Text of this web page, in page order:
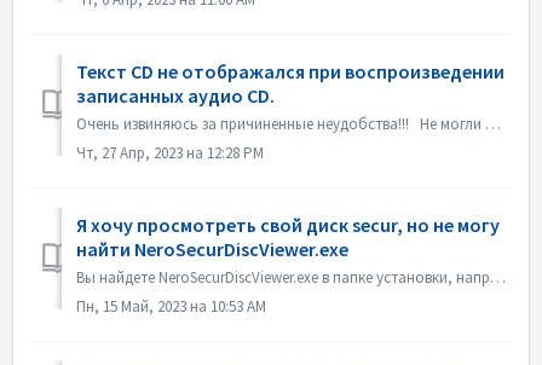
Текст CD не отображался при воспроизведении
записанных аудио CD.
Очень извиняюсь за причиненные неудобства!!! Не могли бы вы воспроизвести диск с помощью Nero MediaHome и проверить метаданные? Ваши проигрыватели должны ...
Чт, 27 Апр, 2023 на 12:28 PM
Я хочу просмотреть свой диск secur, но не могу
найти NeroSecurDiscViewer.exe
Вы найдете NeroSecurDiscViewer.exe в папке установки, например: C:\Programs (x86)\Nero\Nero 2023\Nero Burning ROM\SecurDisc На диске также должен быть файл...
Пн, 15 Май, 2023 на 10:53 AM